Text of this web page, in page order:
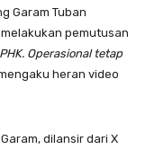
Garam Tuban
pemutusan
Operasional tetap
heran video
dilansir dari X